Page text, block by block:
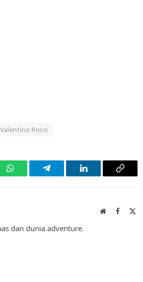
Valentino Rossi
WhatsAppTelegram LinkedIn Copy
WebsiteFacebook
dan dunia adventure.